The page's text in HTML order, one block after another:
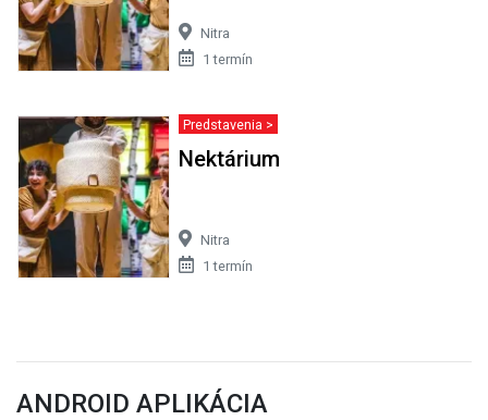
Nitra
1 termín
Predstavenia >
Nektárium
Nitra
1 termín
ANDROID APLIKÁCIA